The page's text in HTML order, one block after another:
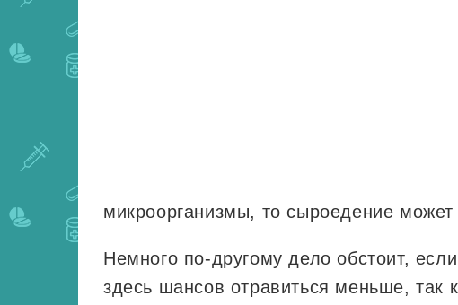
микроорганизмы, то сыроедение может
Немного по-другому дело обстоит,
здесь шансов отравиться меньше, так